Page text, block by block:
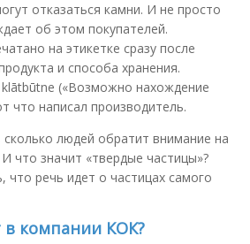
отказаться камни. И не просто
об этом покупателей.
на этикетке cразу после
и способа хранения.
(«Возможно нахождение
что написал производитель.
людей обратит внимание на
что значит «твердые частицы»?
речь идет о частицах самого
в компании КОК?